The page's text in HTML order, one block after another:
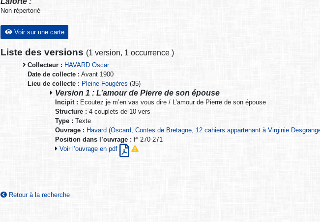
Non répertorié
Voir sur une carte
Liste des versions (1 version, 1 occurrence )
Collecteur : HAVARD Oscar
Date de collecte : Avant 1900
Lieu de collecte : Pleine-Fougères (35)
Version 1 : L’amour de Pierre de son épouse
Incipit : Ecoutez je m’en vas vous dire / L’amour de Pierre de son épouse
Structure : 4 couplets de 10 vers
Type : Texte
Ouvrage : Havard (Oscard, Contes de Bretagne, 12 cahiers appartenant à Virginie
Position dans l’ouvrage : f° 270-271
Voir l’ouvrage en pdf
Retour à la recherche